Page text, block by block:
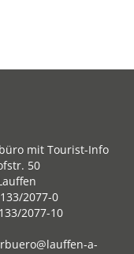
mit Tourist-Info
50
2077-0
2077-10
a-